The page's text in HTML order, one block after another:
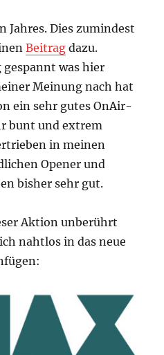
Jahres. Dies zumindest
Beitrag dazu.
was hier
Meinung nach hat
ein sehr gutes OnAir-
bunt und extrem
in meinen
Opener und
bisher sehr gut.
Aktion unberührt
nahtlos in das neue